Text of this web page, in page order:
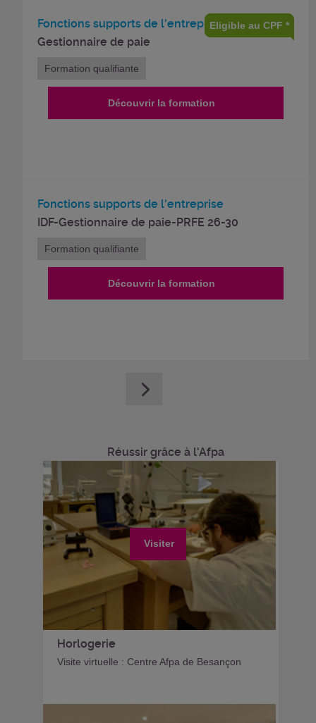
Fonctions supports de l'entreprise
Gestionnaire de paie
Eligible au CPF *
Formation qualifiante
Découvrir la formation
Fonctions supports de l'entreprise
IDF-Gestionnaire de paie-PRFE 26-30
Formation qualifiante
Découvrir la formation
Réussir grâce à l'Afpa
Visiter
Horlogerie
Visite virtuelle : Centre Afpa de Besançon